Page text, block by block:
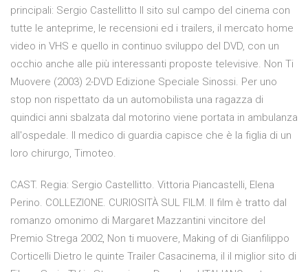
principali: Sergio Castellitto Il sito sul campo del cinema con
tutte le anteprime, le recensioni ed i trailers, il mercato home
video in VHS e quello in continuo sviluppo del DVD, con un
occhio anche alle più interessanti proposte televisive. Non Ti
Muovere (2003) 2-DVD Edizione Speciale Sinossi. Per uno
stop non rispettato da un automobilista una ragazza di
quindici anni sbalzata dal motorino viene portata in ambulanza
all'ospedale. Il medico di guardia capisce che è la figlia di un
loro chirurgo, Timoteo.
CAST. Regia: Sergio Castellitto. Vittoria Piancastelli, Elena
Perino. COLLEZIONE. CURIOSITÀ SUL FILM. Il film è tratto dal
romanzo omonimo di Margaret Mazzantini vincitore del
Premio Strega 2002, Non ti muovere, Making of di Gianfilippo
Corticelli Dietro le quinte Trailer Casacinema, il il miglior sito di